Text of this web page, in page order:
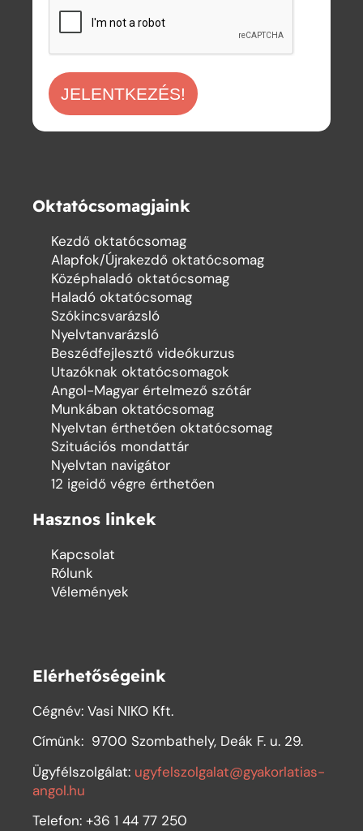
JELENTKEZÉS!
Oktatócsomagjaink
Kezdő oktatócsomag
Alapfok/Újrakezdő oktatócsomag
Középhaladó oktatócsomag
Haladó oktatócsomag
Szókincsvarázsló
Nyelvtanvarázsló
Beszédfejlesztő videókurzus
Utazóknak oktatócsomagok
Angol-Magyar értelmező szótár
Munkában oktatócsomag
Nyelvtan érthetően oktatócsomag
Szituációs mondattár
Nyelvtan navigátor
12 igeidő végre érthetően
Hasznos linkek
Kapcsolat
Rólunk
Vélemények
Elérhetőségeink
Cégnév: Vasi NIKO Kft.
Címünk: 9700 Szombathely, Deák F. u. 29.
Ügyfélszolgálat: ugyfelszolgalat@gyakorlatias-
angol.hu
Telefon: +36 1 44 77 250